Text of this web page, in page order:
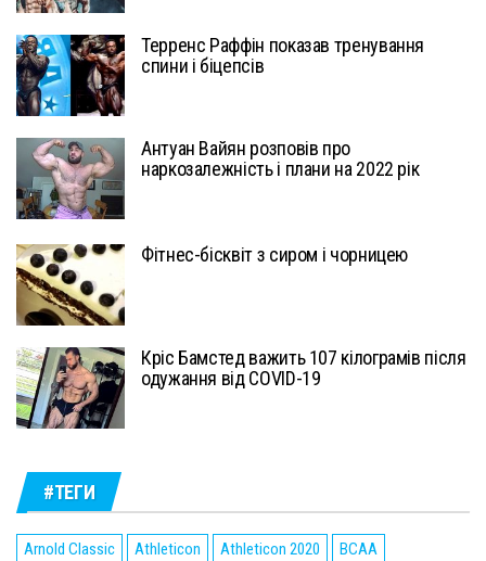
Терренс Раффін показав тренування
спини і біцепсів
Антуан Вайян розповів про
наркозалежність і плани на 2022 рік
Фітнес-бісквіт з сиром і чорницею
Кріс Бамстед важить 107 кілограмів після
одужання від COVID-19
#ТЕГИ
Arnold Classic Athleticon Athleticon 2020
BCAA